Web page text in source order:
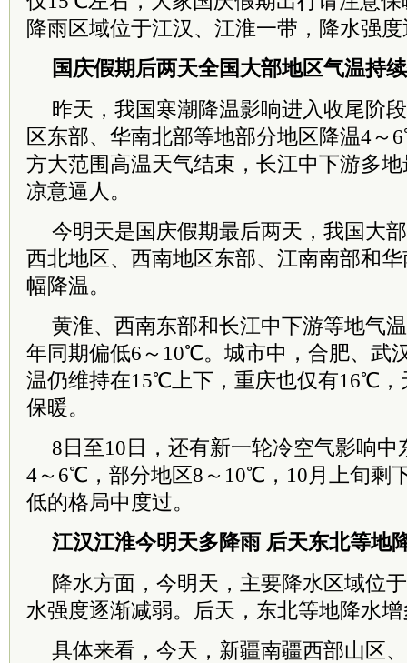
降雨区域位于江汉、江淮一带，降水强
国庆假期后两天全国大部地区气温持
昨天，我国寒潮降温影响进入收尾阶
区东部、华南北部等地部分地区降温4
方大范围高温天气结束，长江中下游多
凉意逼人。
今明天是国庆假期最后两天，我国大
西北地区、西南地区东部、江南南部和
幅降温。
黄淮、西南东部和长江中下游等地气
年同期偏低6～10℃。城市中，合肥、武
温仍维持在15℃上下，重庆也仅有16℃，
保暖。
8日至10日，还有新一轮冷空气影响
4～6℃，部分地区8～10℃，10月上旬剩
低的格局中度过。
江汉江淮今明天多降雨 后天东北等地
降水方面，今明天，主要降水区域位
水强度逐渐减弱。后天，东北等地降水
具体来看，今天，新疆南疆西部山区